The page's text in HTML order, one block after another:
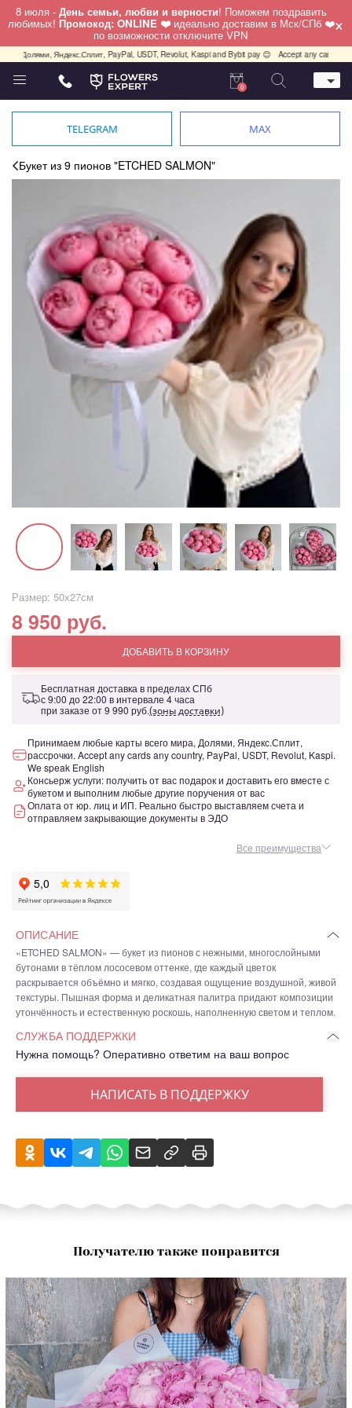
8 июля - День семьи, любви и верности! Поможем поздравить
любимых! Промокод: ONLINE ❤️ идеально доставим в Мск/СПб ❤️
по возможности отключите VPN ×
Яндекс.Сплит, PayPal, USDT, Revolut, Kaspi and Bybit pay 😊 Accept any cards any
Телефон
+7 (812) 425 36 05
Санкт-Петербург,
работаем круглосуточно
0
TELEGRAM MAX
Букет из 9 пионов "ETCHED SALMON"
Размер: 50х27см
8 950 руб.
ДОБАВИТЬ В КОРЗИНУ
Бесплатная доставка в пределах СПб
с 9:00 до 22:00 в интервале 4 часа
при заказе от9 990 руб.(зоны доставки)
Принимаем любые карты всего мира, Долями, Яндекс.Сплит,
рассрочки. Accept any cards any country, PayPal, USDT, Revolut, Kaspi.
We speak English
Консьерж услуги: получить от вас подарок и доставить его вместе с
букетом и выполним любые другие поручения от вас
Оплата от юр. лиц и ИП. Реально быстро выставляем счета и
отправляем закрывающие документы в ЭДО
Все преимущества
ОПИСАНИЕ
«ETCHED SALMON» — букет из пионов с нежными, многослойными
бутонами в тёплом лососевом оттенке, где каждый цветок
раскрывается объёмно и мягко, создавая ощущение воздушной, живой
текстуры. Пышная форма и деликатная палитра придают композиции
утончённость и естественную роскошь, наполненную светом и теплом.
СЛУЖБА ПОДДЕРЖКИ
Нужна помощь? Оперативно ответим на ваш вопрос
НАПИСАТЬ В ПОДДЕРЖКУ
Получателю также понравится